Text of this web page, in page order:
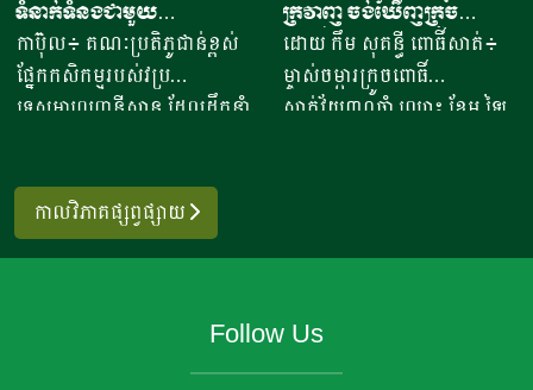
សៀមរាប​ បានឱ្យដឹង​ថា មុខរបរ
ធ្វើនំអាកោត្នោត​លក់ជូនប្រជា
ពលរដ្ឋនិងភ្ញៀវទេសចរណ៍
អន្តរជាតិ​ ក្នុងពេលសព្វថ្ងៃនេះ
១០កំប៉ុង នៅ​ក្នុងសម័យកាលនៃ
ការរីករាលដាលនៃជំងឺកូវីដ​១៩​
ហើយ​នំអាកោត្នោតជាចំណីមួយ
ប្រភេទ​ ដែលប្រជាពលរដ្ឋរស់នៅ
កាលពីឆ្នាំ២០២៥។ សមាគម
បសុសត្វបានឱ្យដឹងថា ការកាត់
បន្ថយពន្ធគយក្រោមពាណិជ្ជកម្ម
សេរី បានបង្កើនសមត្ថភាពប្រកួត
នាំចូលសរុប។ សាច់មាន់នាំចូល
ក្នុងតម្លៃថោកនេះ បានប្រកួត
ទំនាក់ទំនងជាមួយ
ប្រទេសម៉ុលដូវ៉ា ដើម្បីជំរុញ
កិច្ចសហប្រតិបត្តិការផ្នែក
វិទ្យាសាស្ត្រ និងកសិកម្ម
កាប៊ុល៖ គណៈប្រតិភូជាន់ខ្ពស់
ផ្នែកកសិកម្មរបស់វប្រ
ទេសអាហ្វហ្គានីស្ថាន ដែលដឹកនាំ
Osmani) បានទៅបំពេញទស្សន
កិច្ចនៅប្រទេសម៉ុលដូវ៉ា ចាប់ពី
ប្រតិបត្តិការរវាងប្រទេសទាំងពីរ
ក្រវាញ ចង់ឃើញក្រូច
ពោធិ៍សាត់មានម៉ាកសម្គាល់
សមូហភាព
ដោយ កឹម សុគន្ធី ពោធិ៍សាត់៖
ម្ចាស់ចម្ការក្រូចពោធិ៍
សាត់វ័យ៣០ឆ្នាំ ឈ្មោះ ខែម ឡៃ
ប្រទេស។ លោក ខែម ឡៃស៊ីម
កាលវិភាគផ្សព្វផ្សាយ
Follow Us